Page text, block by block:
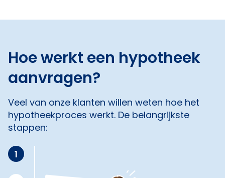
Hoe werkt een hypotheek
aanvragen?
Veel van onze klanten willen weten hoe het
hypotheekproces werkt. De belangrijkste
stappen:
1